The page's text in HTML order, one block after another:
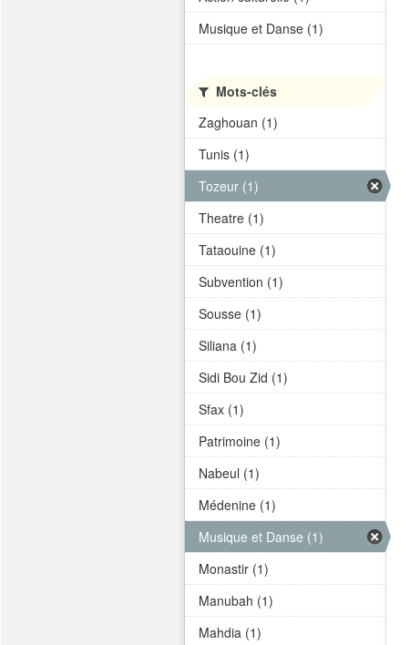
Musique et Danse (1)
Mots-clés
Zaghouan (1)
Tunis (1)
Tozeur (1)
Theatre (1)
Tataouine (1)
Subvention (1)
Sousse (1)
Siliana (1)
Sidi Bou Zid (1)
Sfax (1)
Patrimoine (1)
Nabeul (1)
Médenine (1)
Musique et Danse (1)
Monastir (1)
Manubah (1)
Mahdia (1)